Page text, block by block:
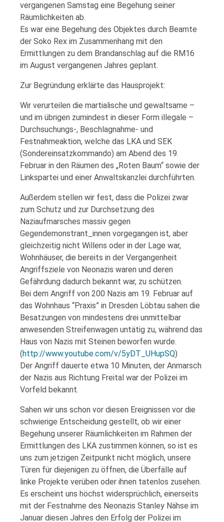
vergangenen Samstag eine Begehung seiner
Räumlichkeiten ab.
Es war eine Begehung des Objektes durch Beamte
der Soko Rex im Zusammenhang mit den
Ermittlungen zu dem Brandanschlag auf die RM16
im August vergangenen Jahres geplant.
Zur Begründung erklärte das Hausprojekt:
Wir verurteilen die martialische und gewaltsame –
und im übrigen zumindest in dieser Form illegale –
Durchsuchungs-, Beschlagnahme- und
Festnahmeaktion, welche das LKA und SEK
(Sondereinsatzkommando) am Abend des 19.
Februar in den Räumen des „Roten Baum“ sowie der
Linkspartei und einer Anwaltskanzlei durchführten.
Außerdem stellen wir fest, dass die Polizei zwar
zum Schutz und zur Durchsetzung des
Naziaufmarsches massiv gegen
Gegendemonstrant_innen vorgegangen ist, aber
gleichzeitig nicht Willens oder in der Lage war,
Wohnhäuser, die bereits in der Vergangenheit
Angriffsziele von Neonazis waren und deren
Gefährdung dadurch bekannt war, zu schützen.
Bei dem Angriff von 200 Nazis am 19. Februar auf
das Wohnhaus “Praxis” in Dresden Löbtau sahen die
Besatzungen von mindestens drei unmittelbar
anwesenden Streifenwagen untätig zu, während das
Haus von Nazis mit Steinen beworfen wurde.
(http://www.youtube.com/v/5yDT_UHupSQ)
Der Angriff dauerte etwa 10 Minuten, der Anmarsch
der Nazis aus Richtung Freital war der Polizei im
Vorfeld bekannt.
Sahen wir uns schon vor diesen Ereignissen vor die
schwierige Entscheidung gestellt, ob wir einer
Begehung unserer Räumlichkeiten im Rahmen der
Ermittlungen des LKA zustimmen können, so ist es
uns zum jetzigen Zeitpunkt nicht möglich, unsere
Türen für diejenigen zu öffnen, die Überfälle auf
linke Projekte verüben oder ihnen tatenlos zusehen.
Es erscheint uns höchst widersprüchlich, einerseits
mit der Festnahme des Neonazis Stanley Nähse im
Januar diesen Jahres den Erfolg der Polizei im